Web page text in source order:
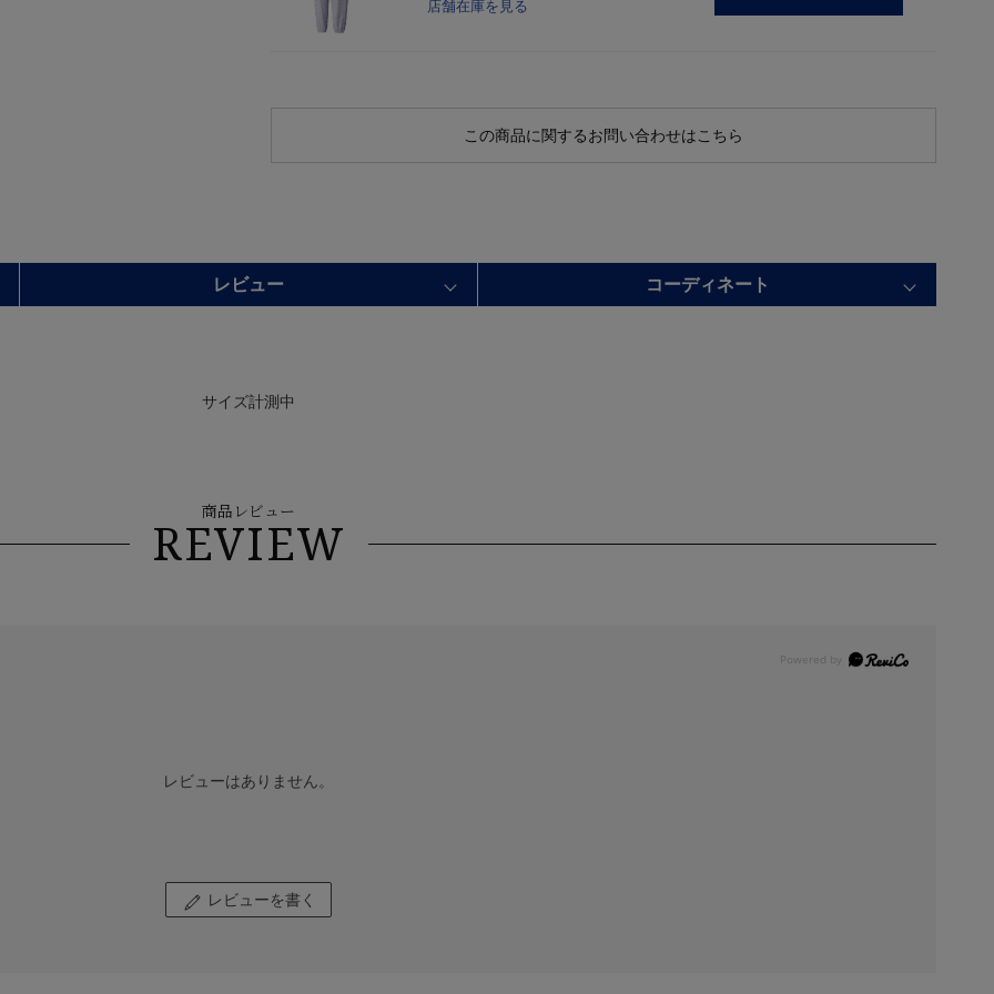
店舗在庫を見る
この商品に関するお問い合わせはこちら
レビュー コーディネート
サイズ計測中
商品レビュー
REVIEW
レビューはありません。
レビューを書く